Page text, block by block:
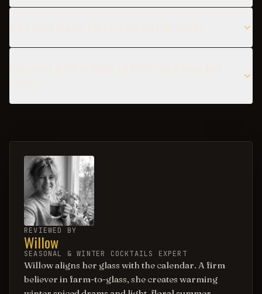
REVIEWED BY
Willow
SEASONAL & WINTER COCKTAILS EXPERT
Willow aligns her glass with the calendar. A firm
believer in farm-to-glass, she creates warming